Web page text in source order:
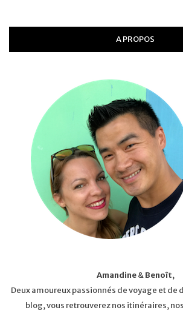
A PROPOS
Amandine&Benoît,
Deux amoureux passionnés de voyage et de
blog, vous retrouverez nos itinéraires,